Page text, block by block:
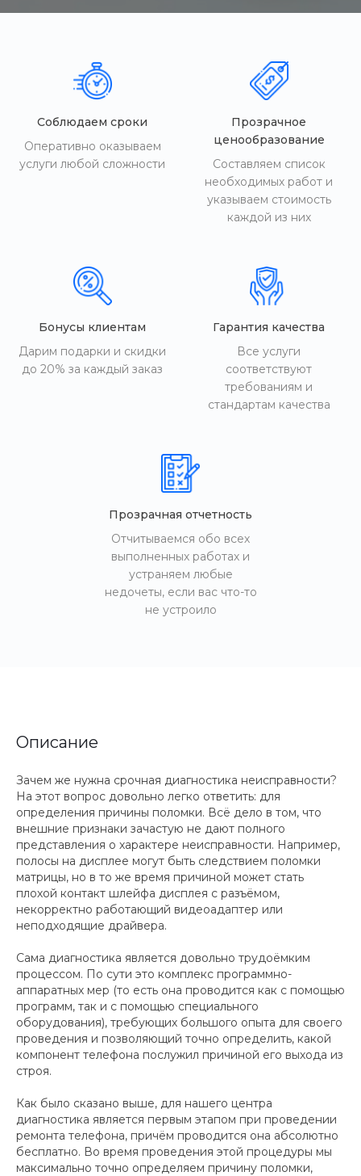
Соблюдаем сроки
Оперативно оказываем
услуги любой сложности
Прозрачное
ценообразование
Составляем список
необходимых работ и
указываем стоимость
каждой из них
Бонусы клиентам
Дарим подарки и скидки
до 20% за каждый заказ
Гарантия качества
Все услуги
соответствуют
требованиям и
стандартам качества
Прозрачная отчетность
Отчитываемся обо всех
выполненных работах и
устраняем любые
недочеты, если вас что-то
не устроило
Описание
Зачем же нужна срочная диагностика неисправности?
На этот вопрос довольно легко ответить: для
определения причины поломки. Всё дело в том, что
внешние признаки зачастую не дают полного
представления о характере неисправности. Например,
полосы на дисплее могут быть следствием поломки
матрицы, но в то же время причиной может стать
плохой контакт шлейфа дисплея с разъёмом,
некорректно работающий видеоадаптер или
неподходящие драйвера.
Сама диагностика является довольно трудоёмким
процессом. По сути это комплекс программно-
аппаратных мер (то есть она проводится как с помощью
программ, так и с помощью специального
оборудования), требующих большого опыта для своего
проведения и позволяющий точно определить, какой
компонент телефона послужил причиной его выхода из
строя.
Как было сказано выше, для нашего центра
диагностика является первым этапом при проведении
ремонта телефона, причём проводится она абсолютно
бесплатно. Во время проведения этой процедуры мы
максимально точно определяем причину поломки,